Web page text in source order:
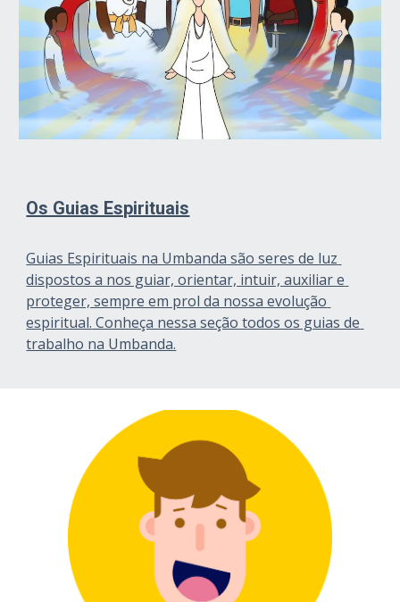
Os Guias Espirituais
Guias Espirituais na Umbanda são seres de luz
dispostos a nos guiar, orientar, intuir, auxiliar e
proteger, sempre em prol da nossa evolução
espiritual. Conheça nessa seção todos os guias de
trabalho na Umbanda.